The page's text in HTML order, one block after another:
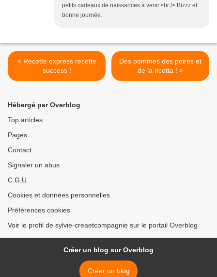
petits cadeaux de naissances à venir.<br /> Bizzz et
bonne journée.
< Recette express recette
success !
Des pommes des poires et
de la ricotta ! >
Hébergé par Overblog
Top articles
Pages
Contact
Signaler un abus
C.G.U.
Cookies et données personnelles
Préférences cookies
Voir le profil de sylvie-creaetcompagnie sur le portail Overblog
Créer un blog sur Overblog
Créer un blog